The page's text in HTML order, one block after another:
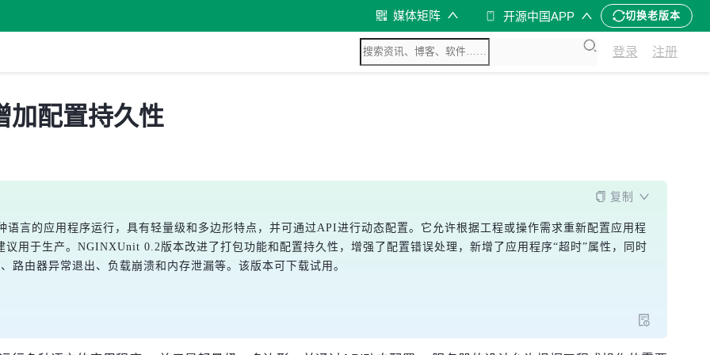
媒体矩阵 开源中国APP 切换老版本
登录 注册
配置持久性
复制
言的应用程序运行，具有轻量级和多边形特点，并可通过API进行动态配置。它允许根据工程或操作需求重新配置应用程
用于生产。NGINXUnit 0.2版本改进了打包功能和配置持久性，增强了配置错误处理，新增了应用程序“超时”属性，同时
路由器异常退出、负载崩溃和内存泄漏等。该版本可下载试用。